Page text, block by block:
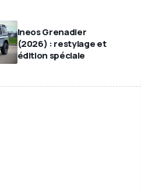
Ineos Grenadier
(2026) : restylage et
édition spéciale